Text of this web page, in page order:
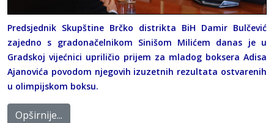
Predsjednik Skupštine Brčko distrikta BiH Damir Bulčević
zajedno s gradonačelnikom Sinišom Milićem danas je u
Gradskoj vijećnici upriličio prijem za mladog boksera Adisa
Ajanovića povodom njegovih izuzetnih rezultata ostvarenih
u olimpijskom boksu.
Opširnije...